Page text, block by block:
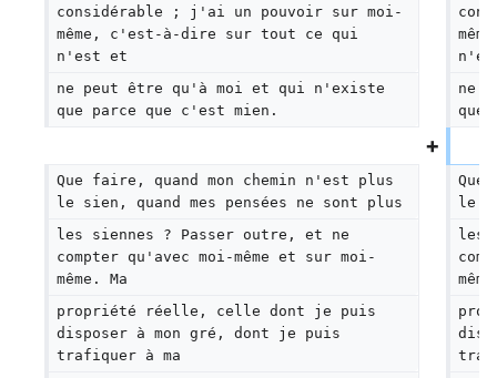
considérable ; j'ai un pouvoir sur moi-
même, c'est-à-dire sur tout ce qui
n'est et
ne peut être qu'à moi et qui n'existe
que parce que c'est mien.
ne
que
Que faire, quand mon chemin n'est plus
le sien, quand mes pensées ne sont plus
le
les siennes ? Passer outre, et ne
compter qu'avec moi-même et sur moi-
même. Ma
les
propriété réelle, celle dont je puis
disposer à mon gré, dont je puis
trafiquer à ma